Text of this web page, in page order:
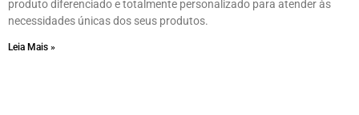
produto diferenciado e totalmente personalizado para atender às
necessidades únicas dos seus produtos.
Leia Mais »